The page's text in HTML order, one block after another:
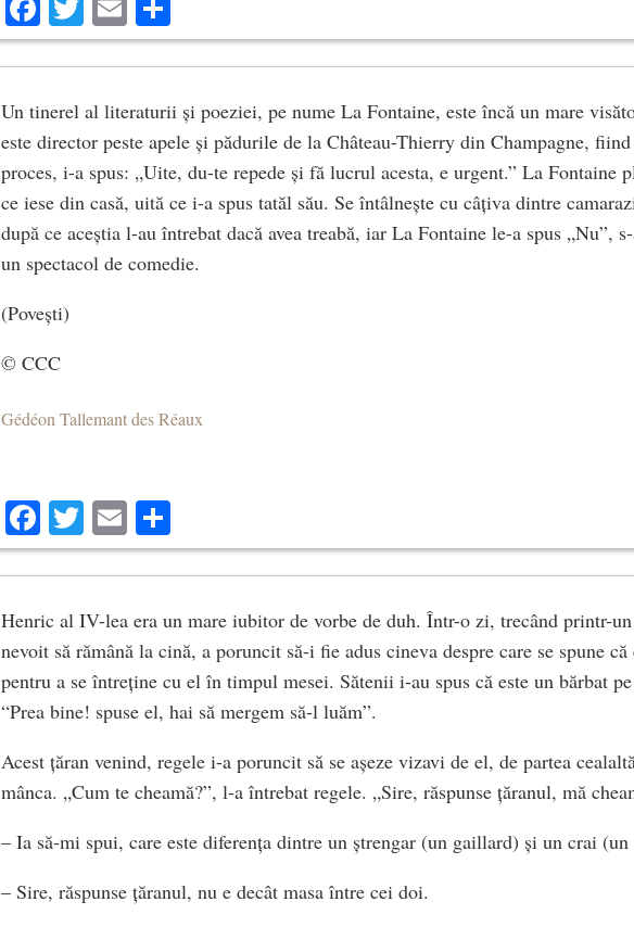
Un tinerel al literaturii și poeziei, pe nume La Fontaine, este încă un mare
este director peste apele și pădurile de la Château-Thierry din Champagne,
proces, i-a spus: „Uite, du-te repede și fă lucrul acesta, e urgent.” La Fontaine
ce iese din casă, uită ce i-a spus tatăl său. Se întâlnește cu câțiva dintre
după ce aceștia l-au întrebat dacă avea treabă, iar La Fontaine le-a spus „Nu”,
un spectacol de comedie.
(Povești)
© CCC
Gédéon Tallemant des Réaux
Facebook
Twitter
Email
Henric al IV-lea era un mare iubitor de vorbe de duh. Într-o zi, trecând printr-
nevoit să rămână la cină, a poruncit să-i fie adus cineva despre care se spune
pentru a se întreține cu el în timpul mesei. Sătenii i-au spus că este un bărbat
“Prea bine! spuse el, hai să mergem să-l luăm”.
Acest țăran venind, regele i-a poruncit să se așeze vizavi de el, de partea
mânca. „Cum te cheamă?”, l-a întrebat regele. „Sire, răspunse țăranul, mă
– Ia să-mi spui, care este diferența dintre un ștrengar (un gaillard) și un crai
– Sire, răspunse țăranul, nu e decât masa între cei doi.